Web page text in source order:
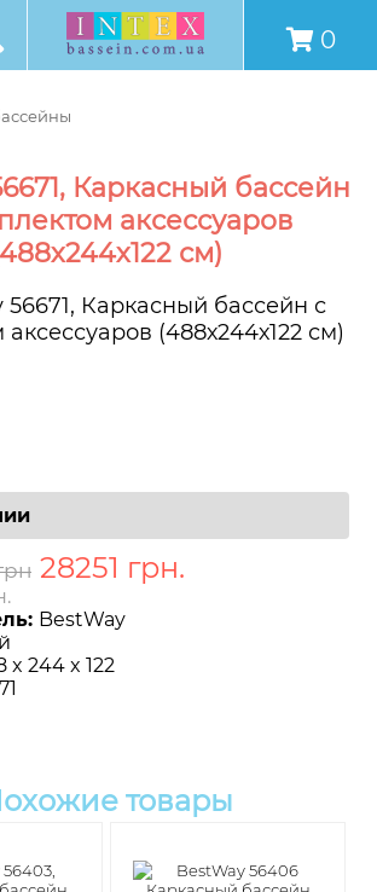
0
Каркасный бассейн
аксессуаров
см)
28251 грн.
BestWay
x 244 x 122
товары